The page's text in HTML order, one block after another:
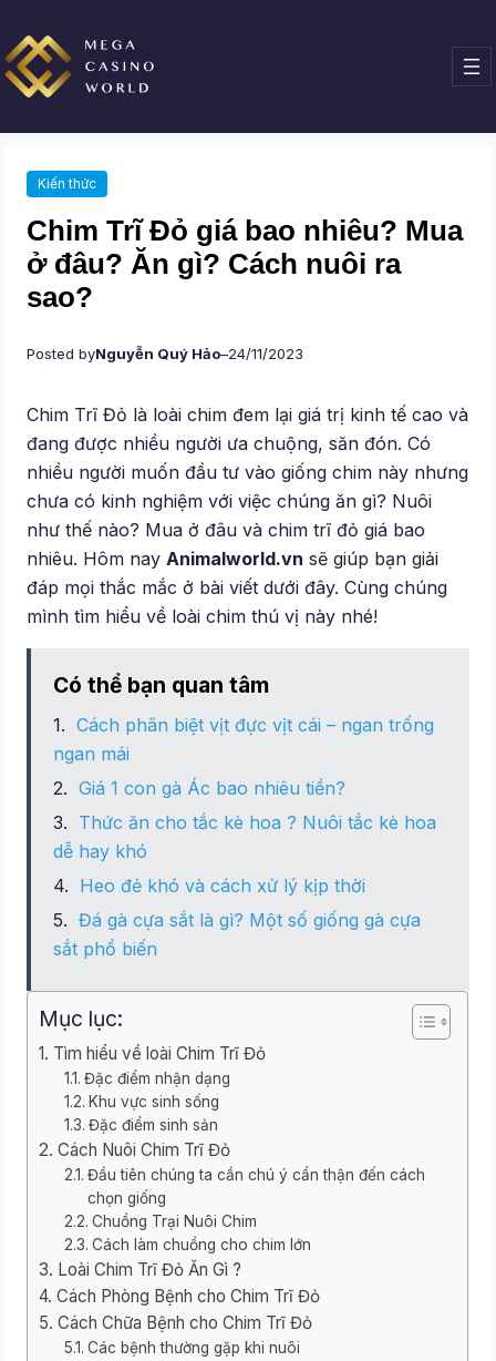
đến
phần
nội
dung
Kiến thức
Chim Trĩ Đỏ giá bao nhiêu? Mua
ở đâu? Ăn gì? Cách nuôi ra
sao?
Posted byNguyễn Quý Hảo–24/11/2023
Chim Trĩ Đỏ là loài chim đem lại giá trị kinh tế cao và
đang được nhiều người ưa chuộng, săn đón. Có
nhiều người muốn đầu tư vào giống chim này nhưng
chưa có kinh nghiệm với việc chúng ăn gì? Nuôi
như thế nào? Mua ở đâu và chim trĩ đỏ giá bao
nhiêu. Hôm nayAnimalworld.vn sẽ giúp bạn giải
đáp mọi thắc mắc ở bài viết dưới đây. Cùng chúng
mình tìm hiểu về loài chim thú vị này nhé!
Có thể bạn quan tâm
Cách phân biệt vịt đực vịt cái – ngan trống
ngan mái
Giá 1 con gà Ác bao nhiêu tiền?
Thức ăn cho tắc kè hoa ? Nuôi tắc kè hoa
dễ hay khó
Heo đẻ khó và cách xử lý kịp thời
Đá gà cựa sắt là gì? Một số giống gà cựa
sắt phổ biến
Mục lục:
Tìm hiểu về loài Chim Trĩ Đỏ
Đặc điểm nhận dạng
Khu vực sinh sống
Đặc điểm sinh sản
Cách Nuôi Chim Trĩ Đỏ
Đầu tiên chúng ta cần chú ý cẩn thận đến cách
chọn giống
Chuồng Trại Nuôi Chim
Cách làm chuồng cho chim lớn
Loài Chim Trĩ Đỏ Ăn Gì ?
Cách Phòng Bệnh cho Chim Trĩ Đỏ
Cách Chữa Bệnh cho Chim Trĩ Đỏ
Các bệnh thường gặp khi nuôi